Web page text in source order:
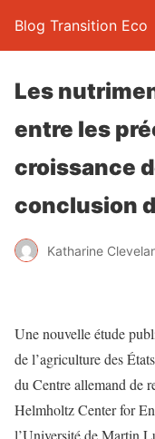
Blog Transition Eco
Les
entre les
croissance
conclusion
Katharine
Une nouvelle étude
de l’agriculture des
du Centre allemand de
Helmholtz Center for
l’Université de Martin